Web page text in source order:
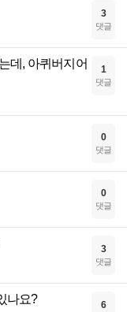
3
댓글
데, 아퀴버지어
1
댓글
0
댓글
0
댓글
3
댓글
나요? 6